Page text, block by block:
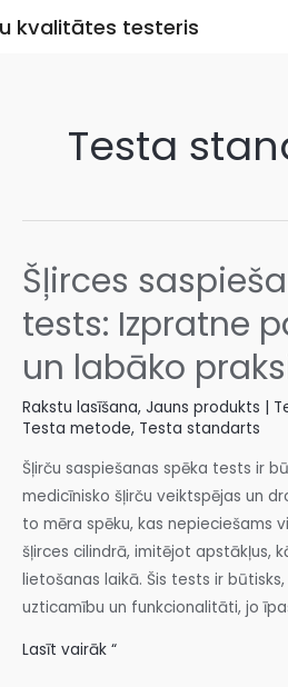
kvalitātes testeris
Testa
Šļirces
tests: Izpratne
un labāko
Rakstu lasīšana, Jauns produkts |
Testa metode, Testa standarts
Šļirču saspiešanas spēka tests ir
medicīnisko šļirču veiktspējas un
to mēra spēku, kas nepieciešams
šļirces cilindrā, imitējot apstākļus,
lietošanas laikā. Šis tests ir
uzticamību un funkcionalitāti, jo
Lasīt vairāk “